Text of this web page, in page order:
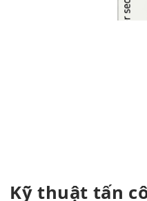
Kỹ thuật tấn